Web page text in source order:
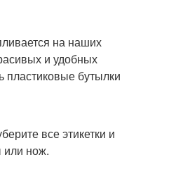
на наших
и удобных
пластиковые бутылки
все этикетки и
или нож.